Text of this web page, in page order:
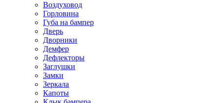
Воздуховод
Горловина
Губа на бампер
Дверь
Дворники
Демфер
Дефлекторы
Заглушки
Замки
Зеркала
Капоты